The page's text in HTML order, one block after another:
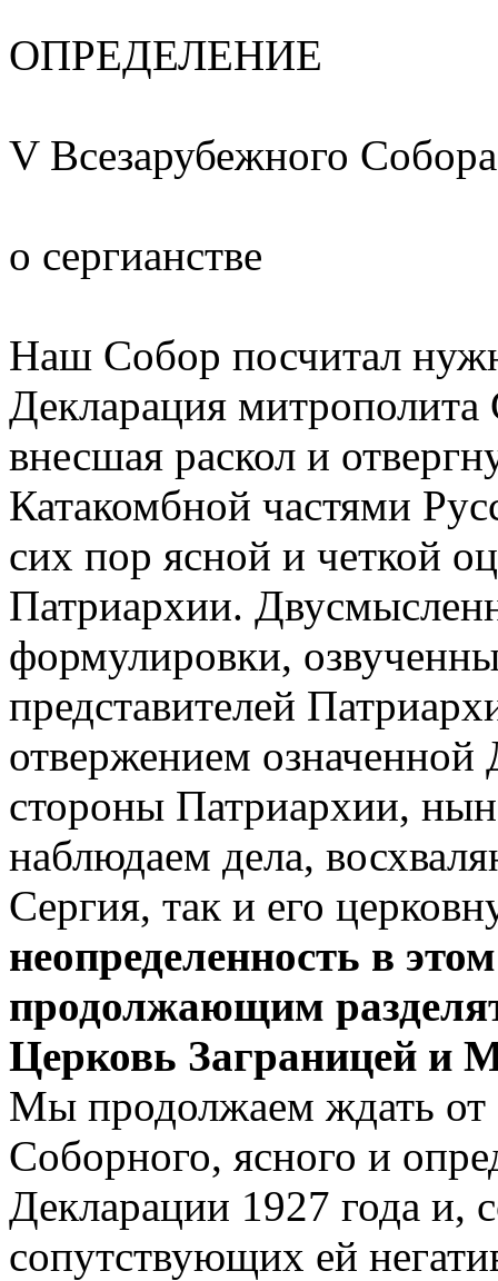
ОПРЕДЕЛЕНИЕ
V Всезарубежного Собора
о сергианстве
Наш Собор посчитал
Декларация митрополита
внесшая раскол и
Катакомбной частями
сих пор ясной и четкой
Патриархии.
формулировки,
представителей
отвержением
стороны Патриархии,
наблюдаем дела,
Сергия, так и его
неопределенность в
продолжающим
Церковь Заграницей и
Мы продолжаем ждать от
Соборного, ясного и
Декларации 1927 года и,
сопутствующих ей